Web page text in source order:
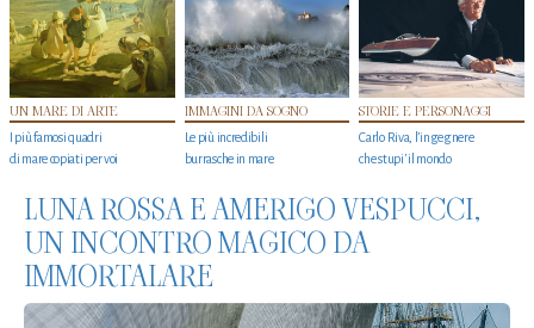
UN MARE DI ARTE
I più famosi quadri
di mare copiati per voi
IMMAGINI DA SOGNO
Le più incredibili
burrasche in mare
STORIE E PERSONAGGI
Carlo Riva, l’ingegnere
che stupi' il mondo
LUNA ROSSA E AMERIGO VESPUCCI,
UN INCONTRO MAGICO DA
IMMORTALARE